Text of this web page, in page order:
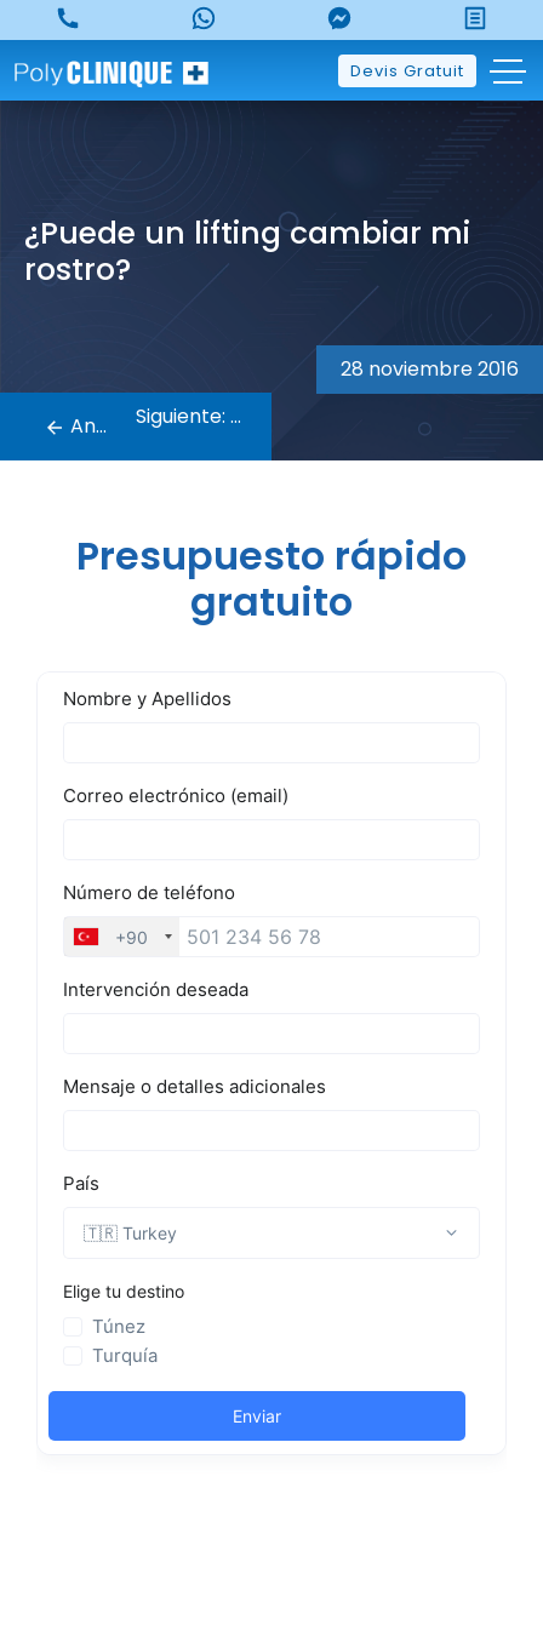
to
content
Devis Gratuit
¿Puede un lifting cambiar mi
rostro?
28 noviembre 2016
de
entradas
Anterior: Siguiente:
Presupuesto rápido
gratuito